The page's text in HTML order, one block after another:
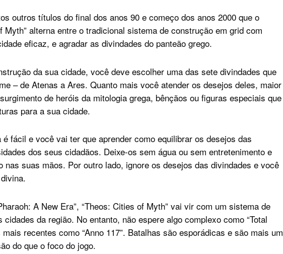
outros títulos do final dos anos 90 e começo dos anos 2000 que o
Myth” alterna entre o tradicional sistema de construção em grid com
eficaz, e agradar as divindades do panteão grego.
da sua cidade, você deve escolher uma das sete divindades que
– de Atenas a Ares. Quanto mais você atender os desejos deles, maior
de heróis da mitologia grega, bênçãos ou figuras especiais que
para a sua cidade.
fácil e você vai ter que aprender como equilibrar os desejos das
dos seus cidadãos. Deixe-os sem água ou sem entretenimento e
nas suas mãos. Por outro lado, ignore os desejos das divindades e você
A New Era”, “Theos: Cities of Myth” vai vir com um sistema de
da região. No entanto, não espere algo complexo como “Total
recentes como “Anno 117”. Batalhas são esporádicas e são mais um
do que o foco do jogo.